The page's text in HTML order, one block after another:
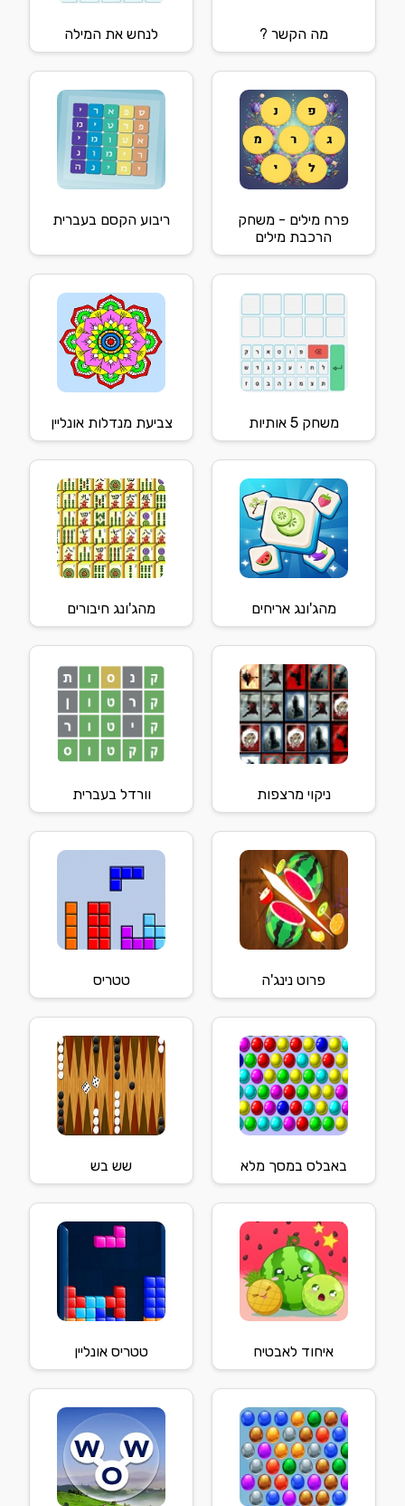
מה הקשר ? לנחש את המילה
פרח מילים - משחק
הרכבת מילים
ריבוע הקסם בעברית
משחק 5 אותיות צביעת מנדלות אונליין
מהג'ונג אריחים מהג'ונג חיבורים
ניקוי מרצפות וורדל בעברית
פרוט נינג'ה טטריס
באבלס במסך מלא שש בש
איחוד לאבטיח טטריס אונליין